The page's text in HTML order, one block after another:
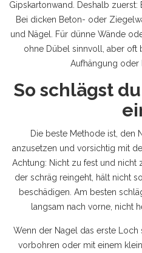
Gipskartonwand. Deshalb zuerst:
Bei dicken Beton- oder
und Nägel. Für dünne Wände
ohne Dübel sinnvoll, aber oft
Aufhängung oder
So schlägst
Die beste Methode ist, den
anzusetzen und vorsichtig mit
Achtung: Nicht zu fest und nicht
der schräg reingeht, hält nicht
beschädigen. Am besten
langsam nach vorne, nicht
Wenn der Nagel das erste Loch
vorbohren oder mit einem